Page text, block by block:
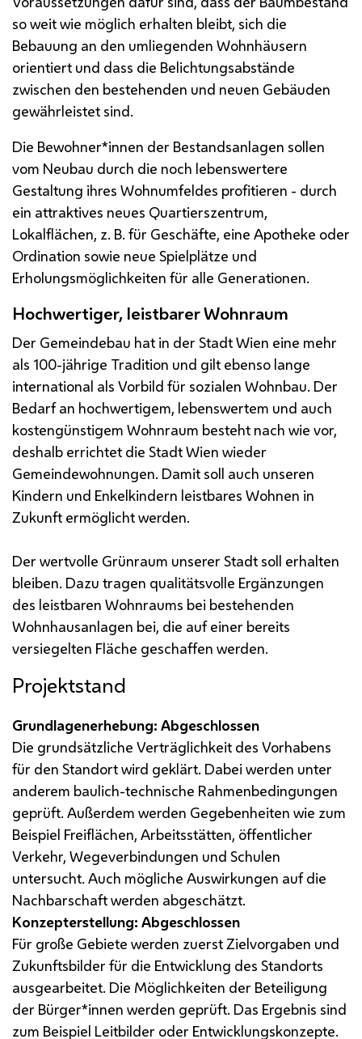
so weit wie möglich erhalten bleibt, sich die
Bebauung an den umliegenden Wohnhäusern
orientiert und dass die Belichtungsabstände
zwischen den bestehenden und neuen Gebäuden
gewährleistet sind.
Die Bewohner*innen der Bestandsanlagen sollen
vom Neubau durch die noch lebenswertere
Gestaltung ihres Wohnumfeldes profitieren - durch
ein attraktives neues Quartierszentrum,
Lokalflächen, z. B. für Geschäfte, eine Apotheke oder
Ordination sowie neue Spielplätze und
Erholungsmöglichkeiten für alle Generationen.
Hochwertiger, leistbarer Wohnraum
Der Gemeindebau hat in der Stadt Wien eine mehr
als 100-jährige Tradition und gilt ebenso lange
international als Vorbild für sozialen Wohnbau. Der
Bedarf an hochwertigem, lebenswertem und auch
kostengünstigem Wohnraum besteht nach wie vor,
deshalb errichtet die Stadt Wien wieder
Gemeindewohnungen. Damit soll auch unseren
Kindern und Enkelkindern leistbares Wohnen in
Zukunft ermöglicht werden.
Der wertvolle Grünraum unserer Stadt soll erhalten
bleiben. Dazu tragen qualitätsvolle Ergänzungen
des leistbaren Wohnraums bei bestehenden
Wohnhausanlagen bei, die auf einer bereits
versiegelten Fläche geschaffen werden.
Projektstand
Grundlagenerhebung: Abgeschlossen
Die grundsätzliche Verträglichkeit des Vorhabens
für den Standort wird geklärt. Dabei werden unter
anderem baulich-technische Rahmenbedingungen
geprüft. Außerdem werden Gegebenheiten wie zum
Beispiel Freiflächen, Arbeitsstätten, öffentlicher
Verkehr, Wegeverbindungen und Schulen
untersucht. Auch mögliche Auswirkungen auf die
Nachbarschaft werden abgeschätzt.
Konzepterstellung: Abgeschlossen
Für große Gebiete werden zuerst Zielvorgaben und
Zukunftsbilder für die Entwicklung des Standorts
ausgearbeitet. Die Möglichkeiten der Beteiligung
der Bürger*innen werden geprüft. Das Ergebnis sind
zum Beispiel Leitbilder oder Entwicklungskonzepte.